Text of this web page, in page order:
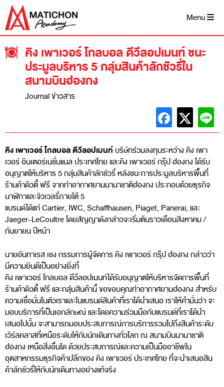
Skip
content
Menu
คิง เพาเวอร์ โกลบอล ดีวีลอปเมนท์ ชนะ
ประมูลบริหาร 5 กลุ่มสินค้าลักชัวรี่ใน
สนามบินฮ่องกง
Journal ข่าวสาร
คิง เพาเวอร์ โกลบอล ดีวีลอปเมนท์บริษัทร่วมลงทุนระหว่าง คิง เพา
เวอร์ อินเตอร์เนชั่นแนล ประเทศไทย และคิง เพาเวอร์ กรุ๊ป ฮ่องกง ได้รับ
อนุญาตให้บริหาร 5 กลุ่มสินค้าลักชัวรี่ หลังชนะการประมูลบริหารพื้นที่
ร้านค้าดิวตี้ ฟรี จากท่าอากาศยานนานาชาติฮ่องกง ประกอบด้วยธุรกิจ
นาฬิกาและจิวเวลรี่ภายใต้ 5
แบรนด์ได้แก่ Cartier, IWC, Schaffhausen, Piaget, Panerai, และ
Jaeger-LeCoultre โดยสัญญาดังกล่าวจะเริ่มต้นราวเดือนสิงหาคม /
กันยายน ปีหน้า
นายอันทาเรส เชง กรรมการผู้จัดการ คิง เพาเวอร์ กรุ๊ป ฮ่องกง กล่าวว่า
มีความยินดีเป็นอย่างยิ่งที่
คิง เพาเวอร์ โกลบอล ดีวีลอปเมนท์ได้รับอนุญาตให้บริหารจัดการพื้นที่
ร้านค้าดิวตี้ ฟรี และกลุ่มสินค้านี้ ขอขอบคุณท่าอากาศยานฮ่องกง สำหรับ
ความเชื่อมั่นในตัวเราและในแบรนด์สินค้าที่เราได้นำเสนอ เราให้คำมั่นว่า จะ
มอบบริการที่เป็นเอกลักษณ์ และโดยความร่วมมือกับแบรนด์ที่เราได้นำ
เสนอไปนั้น จะสามารถมอบประสบการณ์การบริการรวมไปถึงสินค้าระดับ
เวิร์ลคลาสที่เหนือระดับให้กับนักเดินทางทั่วโลก ณ สนามบินนานาชาติ
ฮ่องกง เหนือสิ่งอื่นใด ด้วยประสบการณ์และความเป็นมืออาชีพใน
อุตสาหกรรมธุรกิจค้าปลีกของ คิง เพาเวอร์ ประเทศไทย ที่จะนำเสนอสิน
ค้าลักชัวรี่ให้กับนักเดินทางอย่างแท้จริง